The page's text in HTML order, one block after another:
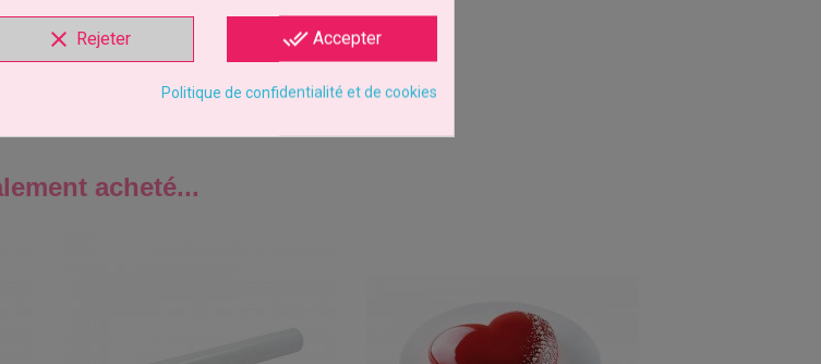
acheté...
clear Rejeter done_all Accepter
Politique de confidentialité et de cookies